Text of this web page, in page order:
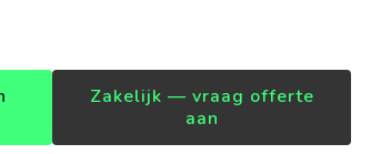
Zakelijk — vraag offerte
aan